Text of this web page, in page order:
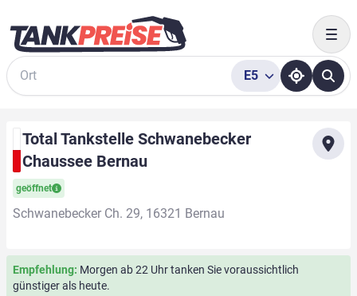
Suche
E5
Total Tankstelle Schwanebecker
Chaussee Bernau
geöffnet
Schwanebecker Ch. 29, 16321 Bernau
Empfehlung: Morgen ab 22 Uhr tanken Sie voraussichtlich
günstiger als heute.